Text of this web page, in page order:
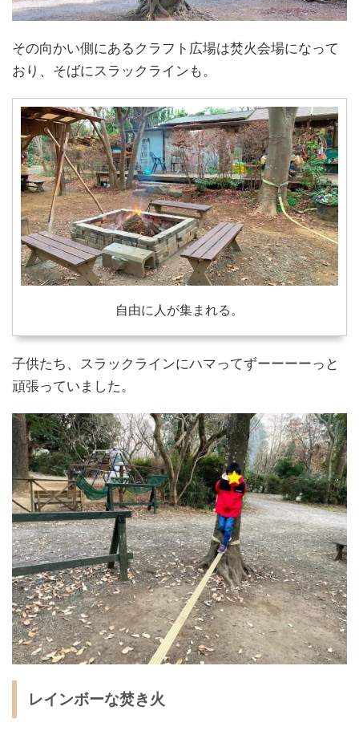
その向かい側にあるクラフト広場は焚火会場になって
おり、そばにスラックラインも。
自由に人が集まれる。
子供たち、スラックラインにハマってずーーーーっと
頑張っていました。
レインボーな焚き火